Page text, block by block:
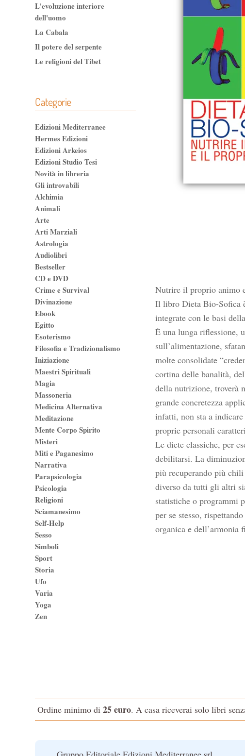
Nutrire il proprio animo
Il libro Dieta Bio-Sofica
integrate con le basi
È una lunga riflessione,
sull’alimentazione,
molte consolidate
cortina delle banalità,
della nutrizione, troverà
grande concretezza
infatti, non sta a
proprie personali
Le diete classiche, per
debilitarsi. La
più recuperando più
diverso da tutti gli altri
statistiche o programmi
per se stesso,
organica e dell’armonia
L'evoluzione interiore
dell'uomo
La Cabala
Il potere del serpente
Le religioni del Tibet
Categorie
Edizioni Mediterranee
Hermes Edizioni
Edizioni Arkeios
Edizioni Studio Tesi
Novità in libreria
Gli introvabili
Alchimia
Animali
Arte
Arti Marziali
Astrologia
Audiolibri
Bestseller
CD e DVD
Crime e Survival
Divinazione
Ebook
Egitto
Esoterismo
Filosofia e Tradizionalismo
Iniziazione
Maestri Spirituali
Magia
Massoneria
Medicina Alternativa
Meditazione
Mente Corpo Spirito
Misteri
Miti e Paganesimo
Narrativa
Parapsicologia
Psicologia
Religioni
Sciamanesimo
Self-Help
Sesso
Simboli
Sport
Storia
Ufo
Varia
Yoga
Zen
Ordine minimo di 25 euro. A casa riceverai solo libri